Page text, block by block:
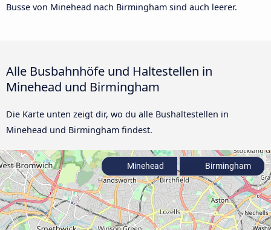
Busse von Minehead nach Birmingham sind auch leerer.
Alle Busbahnhöfe und Haltestellen in
Minehead und Birmingham
Die Karte unten zeigt dir, wo du alle Bushaltestellen in
Minehead und Birmingham findest.
Minehead Birmingham